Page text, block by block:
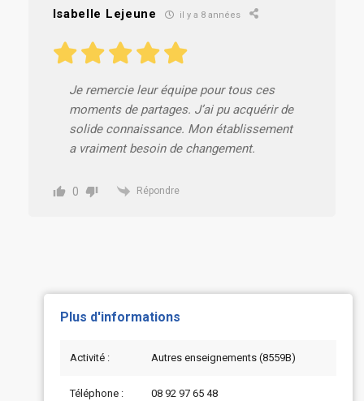
Isabelle Lejeune il y a 8 années
Je remercie leur équipe pour tous ces
moments de partages. J’ai pu acquérir de
solide connaissance. Mon établissement
a vraiment besoin de changement.
0 Répondre
Plus d'informations
Activité : Autres enseignements (8559B)
Téléphone : 08 92 97 65 48